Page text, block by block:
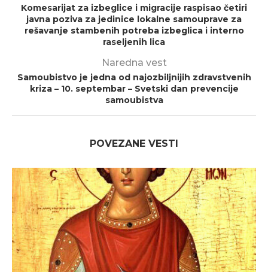
Komesarijat za izbeglice i migracije raspisao četiri
javna poziva za jedinice lokalne samouprave za
rešavanje stambenih potreba izbeglica i interno
raseljenih lica
Naredna vest
Samoubistvo je jedna od najozbiljnijih zdravstvenih
kriza – 10. septembar – Svetski dan prevencije
samoubistva
POVEZANE VESTI